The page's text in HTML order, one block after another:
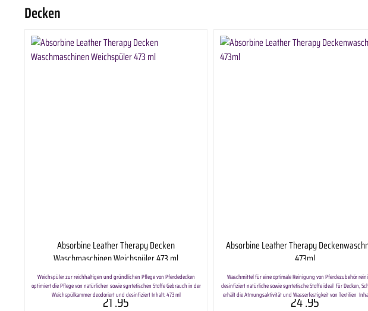
Decken
Absorbine Leather Therapy Decken
Waschmaschinen Weichspüler 473 ml
Weichspüler zur reichhaltigen und gründlichen Pflege von Pferdedecken
optimiert die Pflege von natürlichen sowie syntetischen Stoffe Gebrauch in der
Weichspülkammer deodoriert und desinfiziert Inhalt: 473 ml
Lieferumfang: Absorbine Leather Therapy Decken Waschmaschinen
21.95
Absorbine Leather Therapy
473ml
Waschmittel für eine optimale Reinigung von Pferdezubehör
desinfiziert natürliche sowie syntetische Stoffe ideal für Decken,
erhält die Atmungsaktivität und Wasserfestigkeit von Textilien
Leather Therapy® Laundry Produkte sind die ersten Produkte die
24.95